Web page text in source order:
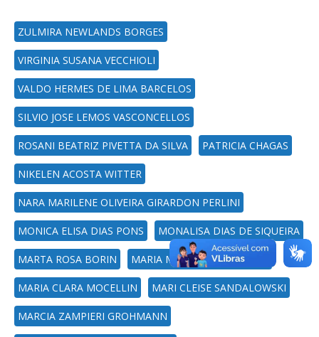
ZULMIRA NEWLANDS BORGES
VIRGINIA SUSANA VECCHIOLI
VALDO HERMES DE LIMA BARCELOS
SILVIO JOSE LEMOS VASCONCELLOS
ROSANI BEATRIZ PIVETTA DA SILVA PATRICIA CHAGAS
NIKELEN ACOSTA WITTER
NARA MARILENE OLIVEIRA GIRARDON PERLINI
MONICA ELISA DIAS PONS MONALISA DIAS DE SIQUEIRA
MARTA ROSA BORIN MARIA MEDIANEIRA PADOIN
MARIA CLARA MOCELLIN MARI CLEISE SANDALOWSKI
MARCIA ZAMPIERI GROHMANN